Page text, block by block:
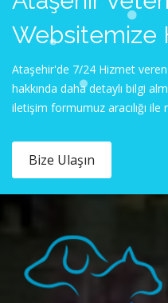
Websitemize
Ataşehir'de 7/24 Hizmet
hakkında daha detaylı bilgi
iletişim formumuz aracılığı
Bize Ulaşın